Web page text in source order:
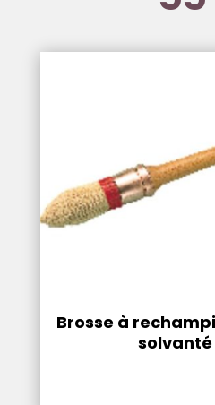
Brosse à
solvanté